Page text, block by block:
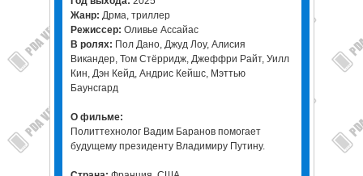
Жанр: Дрма, триллер
Режиссер: Оливье Ассайас
В ролях: Пол Дано, Джуд Лоу, Алисия
Викандер, Том Стёрридж, Джеффри Райт, Уилл
Кин, Дэн Кейд, Андрис Кейшс, Мэттью
Баунсгард
О фильме:
Политтехнолог Вадим Баранов помогает
будущему президенту Владимиру Путину.